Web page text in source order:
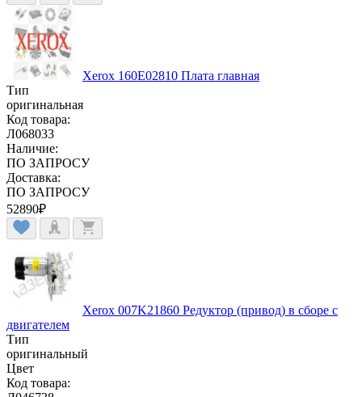
Xerox 160E02810 Плата главная
Тип
оригинальная
Код товара:
Л068033
Наличие:
ПО ЗАПРОСУ
Доставка:
ПО ЗАПРОСУ
52890₽
Xerox 007K21860 Редуктор (привод) в сборе с
двигателем
Тип
оригинальный
Цвет
Код товара: